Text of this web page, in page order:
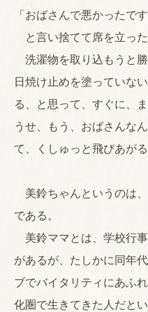
「おばさんで悪かったです
と言い捨てて席を立った
洗濯物を取り込もうと勝
日焼け止めを塗っていな
る、と思って、すぐに、
うせ、もう、おばさんな
て、くしゅっと飛びあが
美鈴ちゃんというのは
である。
美鈴ママとは、学校行
があるが、たしかに同年
ブでバイタリティにあふ
化圏で生きてきた人だと